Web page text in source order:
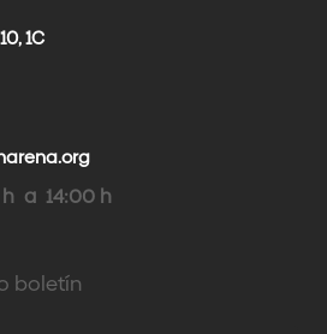
1C
a 14:00 h
boletín